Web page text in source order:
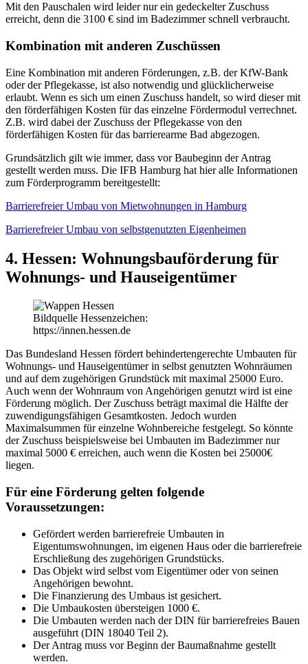
Mit den Pauschalen wird leider nur ein gedeckelter Zuschuss
erreicht, denn die 3100 € sind im Badezimmer schnell verbraucht.
Kombination mit anderen Zuschüssen
Eine Kombination mit anderen Förderungen, z.B. der KfW-Bank
oder der Pflegekasse, ist also notwendig und glücklicherweise
erlaubt. Wenn es sich um einen Zuschuss handelt, so wird dieser mit
den förderfähigen Kosten für das einzelne Fördermodul verrechnet.
Z.B. wird dabei der Zuschuss der Pflegekasse von den
förderfähigen Kosten für das barrierearme Bad abgezogen.
Grundsätzlich gilt wie immer, dass vor Baubeginn der Antrag
gestellt werden muss. Die IFB Hamburg hat hier alle Informationen
zum Förderprogramm bereitgestellt:
Barrierefreier Umbau von Mietwohnungen in Hamburg
Barrierefreier Umbau von selbstgenutzten Eigenheimen
4. Hessen: Wohnungsbauförderung für
Wohnungs- und Hauseigentümer
Bildquelle Hessenzeichen:
https://innen.hessen.de
Das Bundesland Hessen fördert behindertengerechte Umbauten für
Wohnungs- und Hauseigentümer in selbst genutzten Wohnräumen
und auf dem zugehörigen Grundstück mit maximal 25000 Euro.
Auch wenn der Wohnraum von Angehörigen genutzt wird ist eine
Förderung möglich. Der Zuschuss beträgt maximal die Hälfte der
zuwendigungsfähigen Gesamtkosten. Jedoch wurden
Maximalsummen für einzelne Wohnbereiche festgelegt. So könnte
der Zuschuss beispielsweise bei Umbauten im Badezimmer nur
maximal 5000 € erreichen, auch wenn die Kosten bei 25000€
liegen.
Für eine Förderung gelten folgende
Voraussetzungen:
Gefördert werden barrierefreie Umbauten in
Eigentumswohnungen, im eigenen Haus oder die barrierefreie
Erschließung des zugehörigen Grundstücks.
Das Objekt wird selbst vom Eigentümer oder von seinen
Angehörigen bewohnt.
Die Finanzierung des Umbaus ist gesichert.
Die Umbaukosten übersteigen 1000 €.
Die Umbauten werden nach der DIN für barrierefreies Bauen
ausgeführt (DIN 18040 Teil 2).
Der Antrag muss vor Beginn der Baumaßnahme gestellt
werden.